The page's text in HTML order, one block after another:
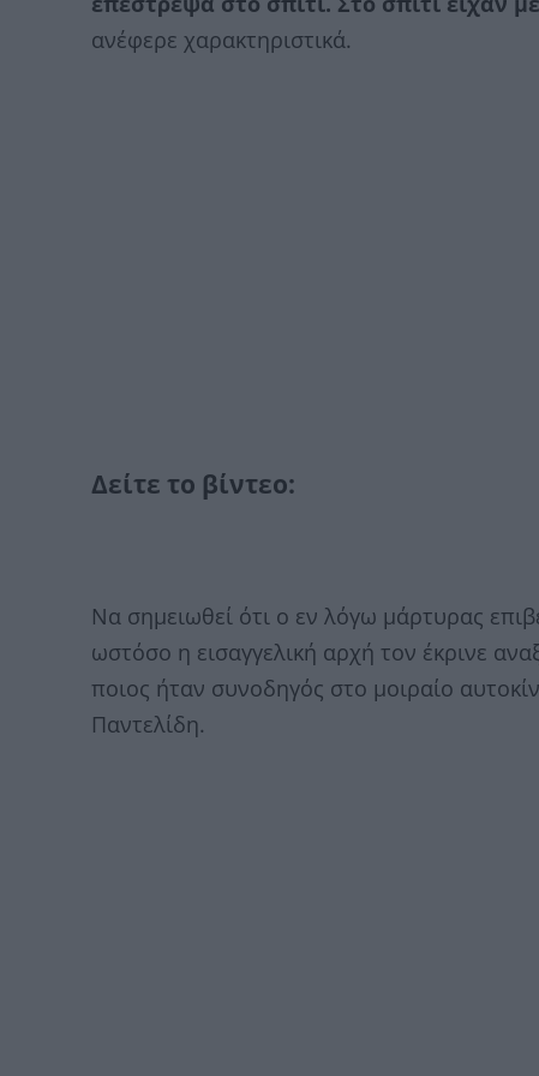
ανέφερε χαρακτηριστικά.
Δείτε το βίντεο:
Να σημειωθεί ότι ο εν λόγω μάρτυρας
ωστόσο η εισαγγελική αρχή τον έκρινε
ποιος ήταν συνοδηγός στο μοιραίο
Παντελίδη.